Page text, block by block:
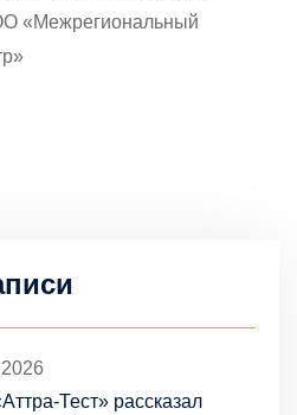
«Межрегиональный
Тест» рассказал